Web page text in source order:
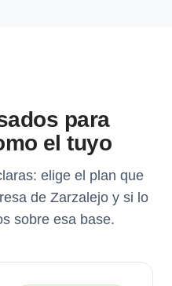
para
el tuyo
elige el plan que
de Zarzalejo y si lo
sobre esa base.